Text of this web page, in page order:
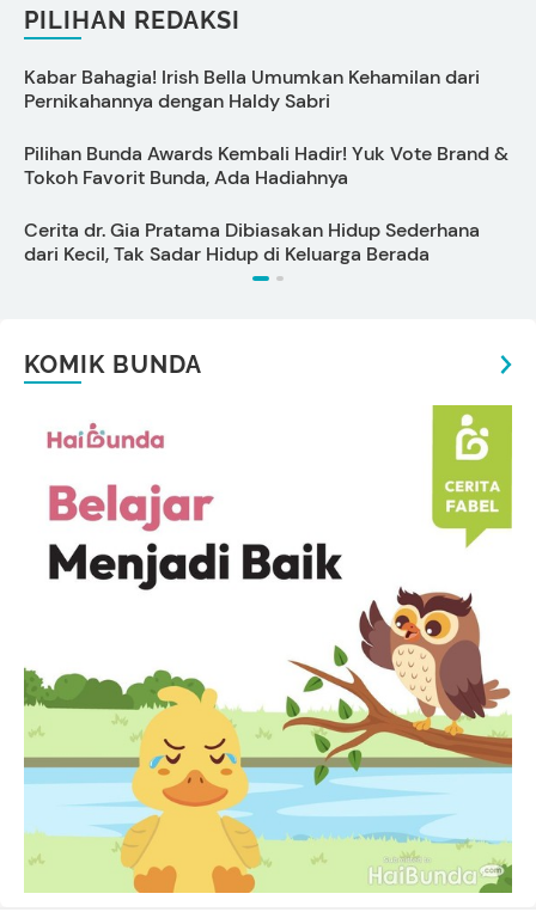
PILIHAN REDAKSI
Kabar Bahagia! Irish Bella Umumkan Kehamilan dari
Pernikahannya dengan Haldy Sabri
Pilihan Bunda Awards Kembali Hadir! Yuk Vote Brand &
Tokoh Favorit Bunda, Ada Hadiahnya
Cerita dr. Gia Pratama Dibiasakan Hidup Sederhana
dari Kecil, Tak Sadar Hidup di Keluarga Berada
KOMIK BUNDA